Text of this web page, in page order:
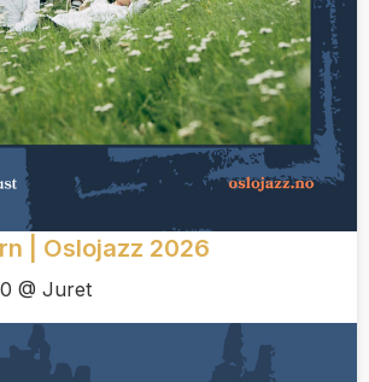
| Oslojazz 2026
@ Juret